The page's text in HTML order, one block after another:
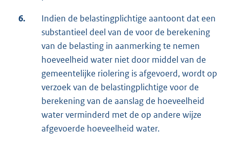
6.
Indien de belastingplichtige aantoont dat een
substantieel deel van de voor de berekening
van de belasting in aanmerking te nemen
hoeveelheid water niet door middel van de
gemeentelijke riolering is afgevoerd, wordt op
verzoek van de belastingplichtige voor de
berekening van de aanslag de hoeveelheid
water verminderd met de op andere wijze
afgevoerde hoeveelheid water.